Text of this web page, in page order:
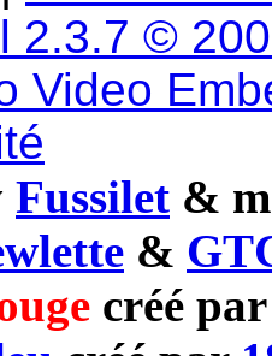
2.3.7 ©
Video
Fussilet &
&
créé